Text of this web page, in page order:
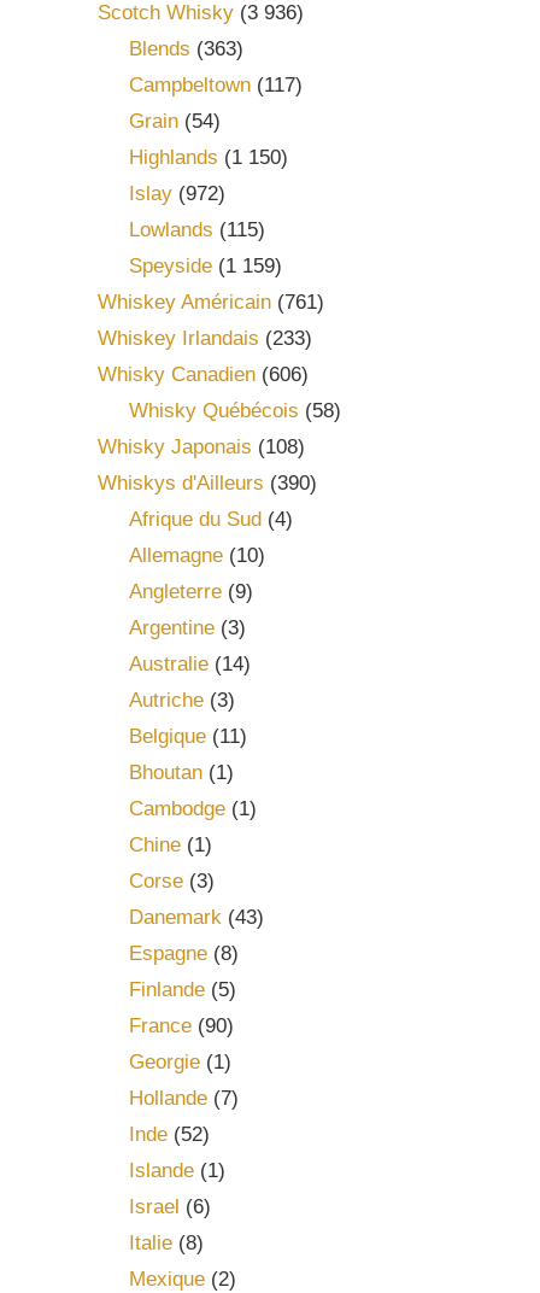
Scotch Whisky (3 936)
Blends (363)
Campbeltown(117)
Grain(54)
Highlands (1 150)
Islay(972)
Lowlands (115)
Speyside(1 159)
Whiskey Américain (761)
Whiskey Irlandais (233)
Whisky Canadien (606)
Whisky Québécois (58)
Whisky Japonais (108)
Whiskys d'Ailleurs (390)
Afrique du Sud (4)
Allemagne(10)
Angleterre(9)
Argentine(3)
Australie(14)
Autriche(3)
Belgique(11)
Bhoutan(1)
Cambodge(1)
Chine(1)
Corse(3)
Danemark(43)
Espagne(8)
Finlande(5)
France(90)
Georgie(1)
Hollande(7)
Inde(52)
Islande(1)
Israel (6)
Italie(8)
Mexique(2)